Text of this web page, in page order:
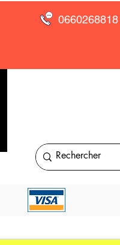
0660268818